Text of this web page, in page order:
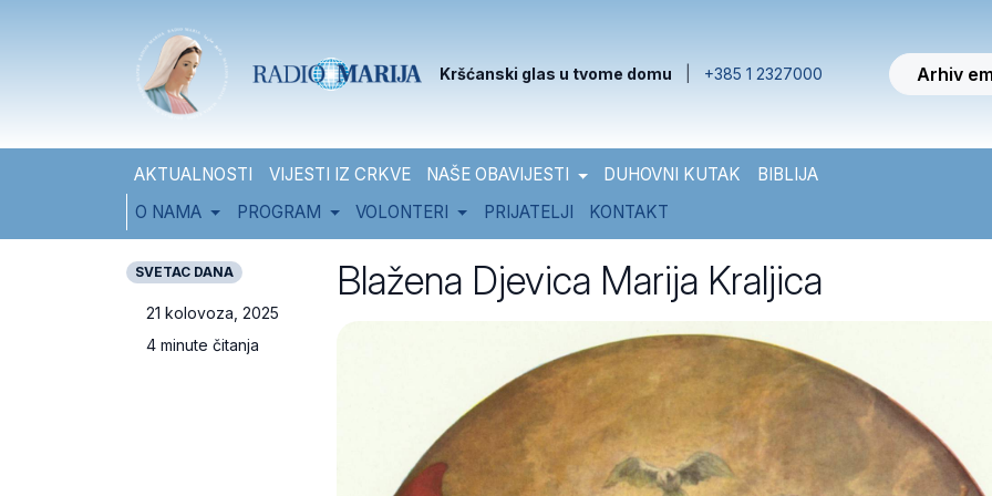
Kršćanski glas u tvome domu +385 1 2327000 Arhiv
AKTUALNOSTI VIJESTI IZ CRKVE NAŠE OBAVIJESTI DUHOVNI KUTAK
BIBLIJA
O NAMA
PROGRAM VOLONTERI PRIJATELJI KONTAKT
SVETAC DANA
21 kolovoza, 2025
4 minute čitanja
Blažena Djevica Marija Kraljica